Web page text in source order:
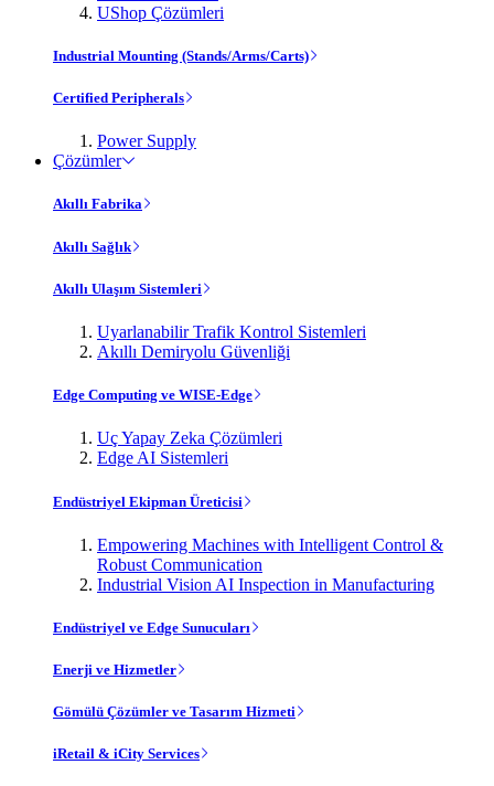
UShop Çözümleri
Industrial Mounting (Stands/Arms/Carts)
Certified Peripherals
Power Supply
Çözümler
Akıllı Fabrika
Akıllı Sağlık
Akıllı Ulaşım Sistemleri
Uyarlanabilir Trafik Kontrol Sistemleri
Akıllı Demiryolu Güvenliği
Edge Computing ve WISE-Edge
Uç Yapay Zeka Çözümleri
Edge AI Sistemleri
Endüstriyel Ekipman Üreticisi
Empowering Machines with Intelligent Control &
Robust Communication
Industrial Vision AI Inspection in Manufacturing
Endüstriyel ve Edge Sunucuları
Enerji ve Hizmetler
Gömülü Çözümler ve Tasarım Hizmeti
iRetail & iCity Services